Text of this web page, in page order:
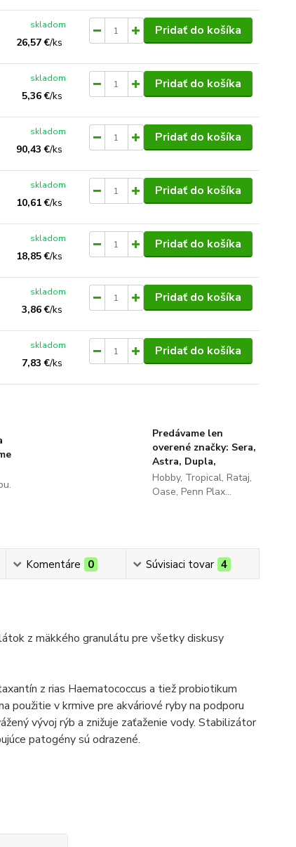
26,57 €/ks
skladom Pridať do košíka
5,36 €/ks
skladom Pridať do košíka
90,43 €/ks
skladom Pridať do košíka
10,61 €/ks
skladom Pridať do košíka
18,85 €/ks
skladom Pridať do košíka
3,86 €/ks
skladom Pridať do košíka
7,83 €/ks
skladom Pridať do košíka
Predávame len
overené značky: Sera,
Astra, Dupla,
Hobby, Tropical, Rataj,
Oase, Penn Plax...
Komentáre 0 Súvisiaci tovar 4
z mäkkého granulátu pre všetky diskusy
z rias Haematococcus a tiež probiotikum
použitie v krmive pre akváriové ryby na podporu
vývoj rýb a znižuje zaťaženie vody. Stabilizátor
patogény sú odrazené.